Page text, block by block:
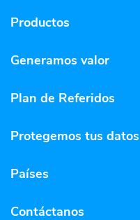
Productos
Generamos valor
Plan de Referidos
Protegemos tus datos
Países
Contáctanos